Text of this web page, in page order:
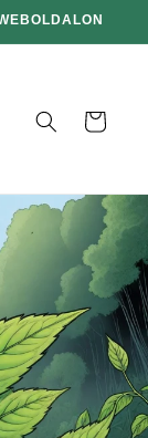
Kosár